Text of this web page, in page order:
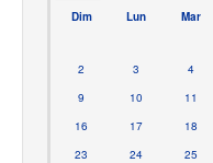
Dim Lun Mar
2
3 4
9
10 11
16
17 18
23
24 25